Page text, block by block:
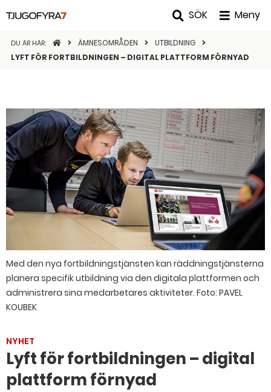
SÖK Meny
DU ÄR HÄR: STARTSIDANÄMNESOMRÅDEN
UTBILDNING
LYFT FÖR FORTBILDNINGEN – DIGITAL PLATTFORM FÖRNYAD
Med den nya fortbildningstjänsten kan räddningstjänsterna
planera specifik utbildning via den digitala plattformen och
administrera sina medarbetares aktiviteter. Foto: PAVEL
KOUBEK
NYHET
Lyft för fortbildningen – digital
plattform förnyad